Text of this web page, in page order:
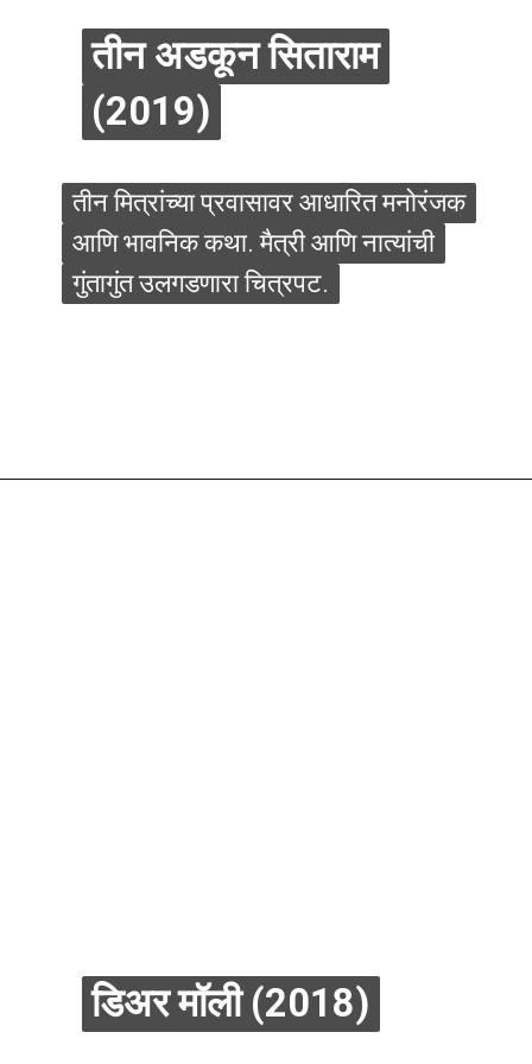
तीन मित्रांच्या प्रवासावर आधारित मनोरंजक
आणि भावनिक कथा. मैत्री आणि नात्यांची
गुंतागुंत उलगडणारा चित्रपट.
तीन मित्रांच्या प्रवासावर आधारित मनोरंजक
आणि भावनिक कथा. मैत्री आणि नात्यांची
गुंतागुंत उलगडणारा चित्रपट.
तीन अडकून सिताराम
(2019)
तीन अडकून सिताराम
(2019)
डिअर मॉली (2018)
डिअर मॉली (2018)